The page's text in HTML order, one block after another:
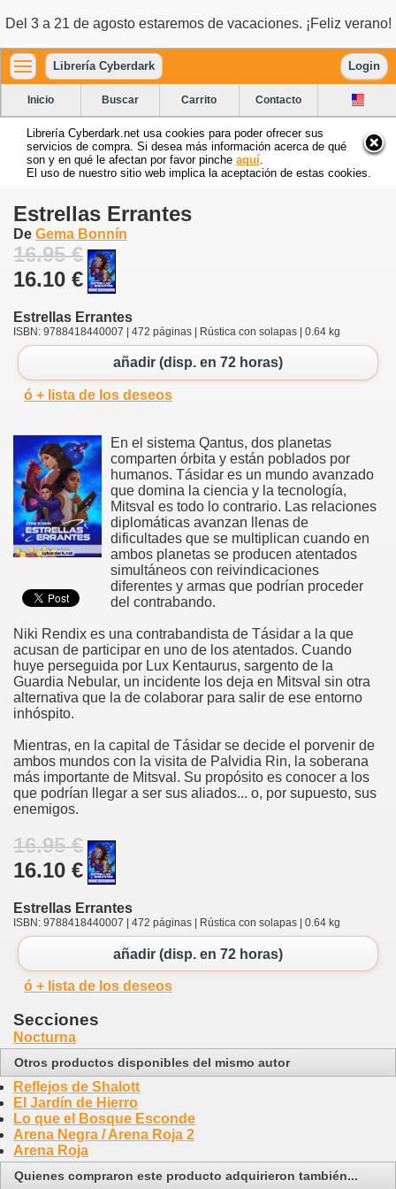
Del 3 a 21 de agosto estaremos de vacaciones. ¡Feliz verano!
Librería Cyberdark Login
Inicio Buscar Carrito Contacto
Librería Cyberdark.net usa cookies para poder ofrecer sus
servicios de compra. Si desea más información acerca de qué
son y en qué le afectan por favor pinche aquí
El uso de nuestro sitio web implica la aceptación de estas cookies.
Estrellas Errantes
De Gema Bonnín
16.95 €
16.10 €
Estrellas Errantes
ISBN: 9788418440007 | 472 páginas | Rústica con solapas | 0.64 kg
añadir (disp. en 72 horas)
ó + lista de los deseos
En el sistema Qantus, dos planetas
comparten órbita y están poblados por
humanos. Tásidar es un mundo avanzado
que domina la ciencia y la tecnología,
Mitsval es todo lo contrario. Las relaciones
diplomáticas avanzan llenas de
dificultades que se multiplican cuando en
ambos planetas se producen atentados
simultáneos con reivindicaciones
diferentes y armas que podrían proceder
del contrabando.
Niki Rendix es una contrabandista de Tásidar a la que
acusan de participar en uno de los atentados. Cuando
huye perseguida por Lux Kentaurus, sargento de la
Guardia Nebular, un incidente los deja en Mitsval sin otra
alternativa que la de colaborar para salir de ese entorno
inhóspito.
Mientras, en la capital de Tásidar se decide el porvenir de
ambos mundos con la visita de Palvidia Rin, la soberana
más importante de Mitsval. Su propósito es conocer a los
que podrían llegar a ser sus aliados... o, por supuesto, sus
enemigos.
16.95 €
16.10 €
Estrellas Errantes
ISBN: 9788418440007 | 472 páginas | Rústica con solapas | 0.64 kg
añadir (disp. en 72 horas)
ó + lista de los deseos
Secciones
Nocturna
Otros productos disponibles del mismo autor
Reflejos de Shalott
El Jardín de Hierro
Lo que el Bosque Esconde
Arena Negra / Arena Roja 2
Arena Roja
Quienes compraron este producto adquirieron también...